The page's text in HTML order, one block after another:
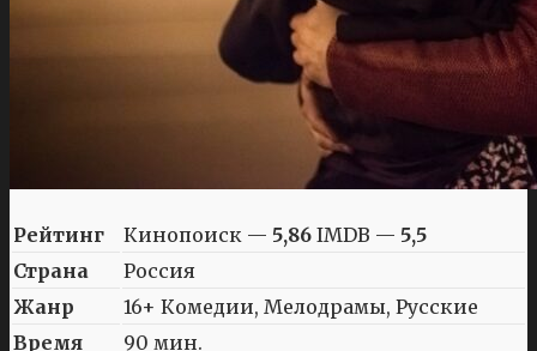
Рейтинг Кинопоиск — 5,86 IMDB — 5,5
Страна
Россия
Жанр
16+ Комедии, Мелодрамы, Русские
Время
90 мин.